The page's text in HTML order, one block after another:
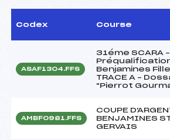
Codex Course
ASAF1304.FFS
31éme SCARA –
Benjamines
TRACE A –
"Pierrot
AMBF0981.FFS
COUPE
BENJAMINES
GERVAIS